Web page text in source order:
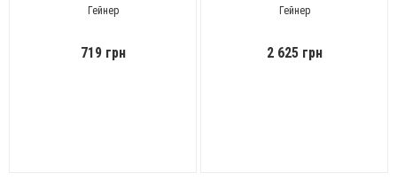
Гейнер
719 грн
Гейнер
2 625 грн